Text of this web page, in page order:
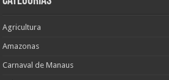
Agricultura
Amazonas
Carnaval de Manaus